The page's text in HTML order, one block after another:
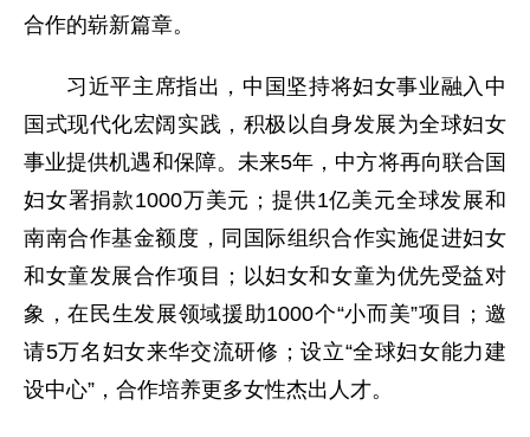
合作的崭新篇章。
习近平主席指出，中国坚持将妇女事业融入中
国式现代化宏阔实践，积极以自身发展为全球妇女
事业提供机遇和保障。未来5年，中方将再向联合国
妇女署捐款1000万美元；提供1亿美元全球发展和
南南合作基金额度，同国际组织合作实施促进妇女
和女童发展合作项目；以妇女和女童为优先受益对
象，在民生发展领域援助1000个“小而美”项目；邀
请5万名妇女来华交流研修；设立“全球妇女能力建
设中心”，合作培养更多女性杰出人才。